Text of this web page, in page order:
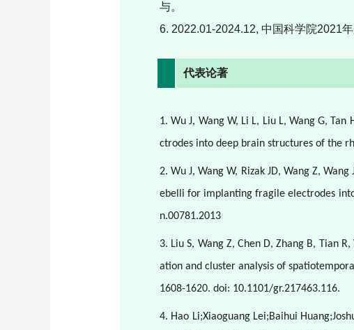
与。
6. 2022.01-2024.12, 中国科学院2021
代表论著
1. Wu J, Wang W, Li L, Liu L, Wang G,
ctrodes into deep brain structures of the
2. Wu J, Wang W, Rizak JD, Wang Z, Wang
ebelli for implanting fragile electrodes
n.00781.2013
3. Liu S, Wang Z, Chen D, Zhang B, Tian R,
ation and cluster analysis of
1608-1620. doi: 10.1101/gr.217463.116.
4. Hao Li;Xiaoguang Lei;Baihui